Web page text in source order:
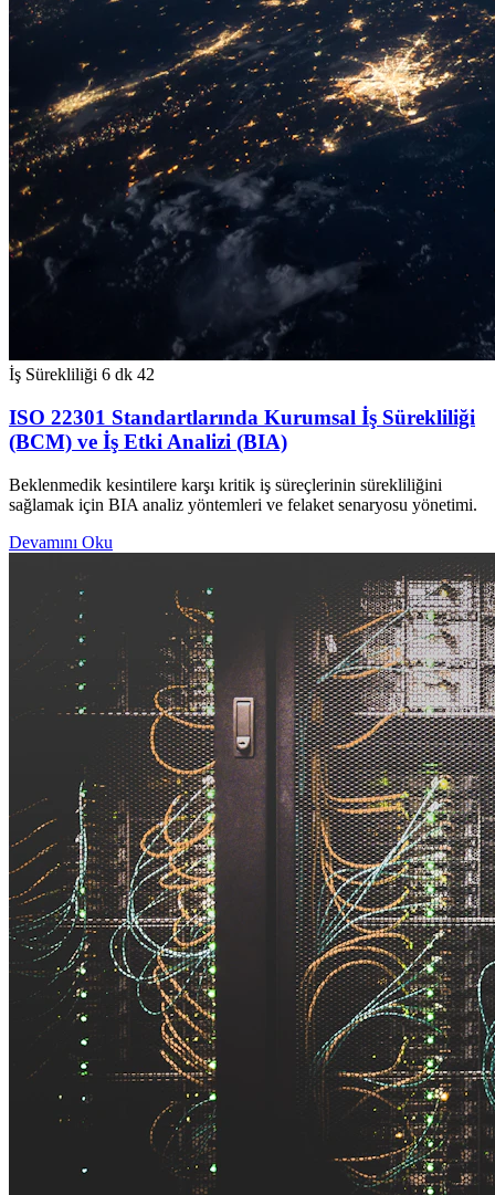
İş Sürekliliği 6 dk 42
ISO 22301 Standartlarında Kurumsal İş Sürekliliği
(BCM) ve İş Etki Analizi (BIA)
Beklenmedik kesintilere karşı kritik iş süreçlerinin sürekliliğini
sağlamak için BIA analiz yöntemleri ve felaket senaryosu yönetimi.
Devamını Oku